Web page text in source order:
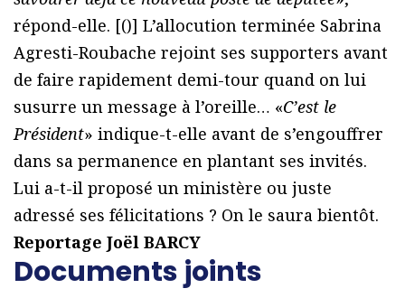
répond-elle. [()] L’allocution terminée Sabrina
Agresti-Roubache rejoint ses supporters avant
de faire rapidement demi-tour quand on lui
susurre un message à l’oreille… «C’est le
Président» indique-t-elle avant de s’engouffrer
dans sa permanence en plantant ses invités.
Lui a-t-il proposé un ministère ou juste
adressé ses félicitations ? On le saura bientôt.
Reportage Joël BARCY
Documents joints